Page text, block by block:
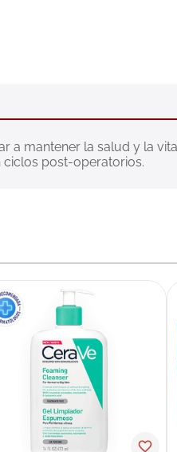
a mantener la salud y la
ciclos post-operatorios.